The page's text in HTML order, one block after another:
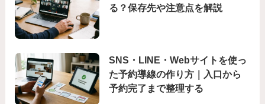
る？保存先や注意点を解説
SNS・LINE・Webサイトを使っ
た予約導線の作り方｜入口から
予約完了まで整理する